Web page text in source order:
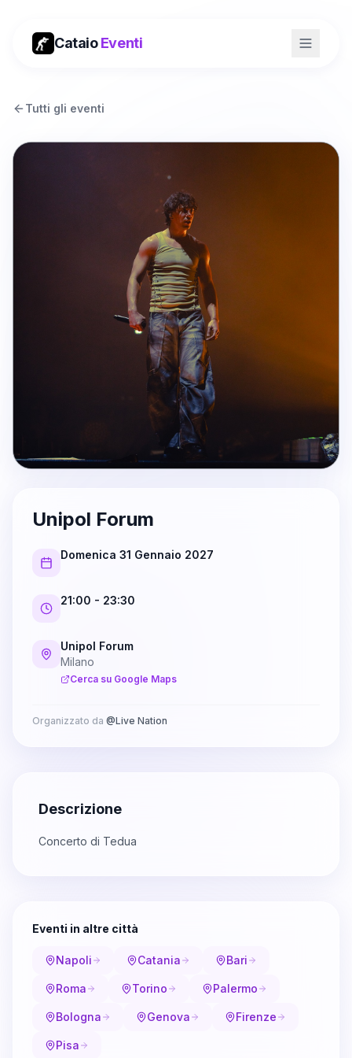
CataioEventi
Tutti gli eventi
Unipol Forum
Domenica 31 Gennaio 2027
21:00 - 23:30
Unipol Forum
Milano
Cerca su Google Maps
Organizzato da @Live Nation
Descrizione
Concerto di Tedua
Eventi in altre città
Napoli Catania Bari
Roma Torino Palermo
Bologna Genova Firenze
Pisa